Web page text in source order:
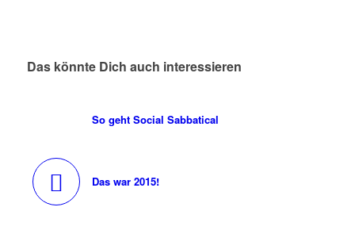
Das könnte Dich auch interessieren
So geht Social Sabbatical
Das war 2015!